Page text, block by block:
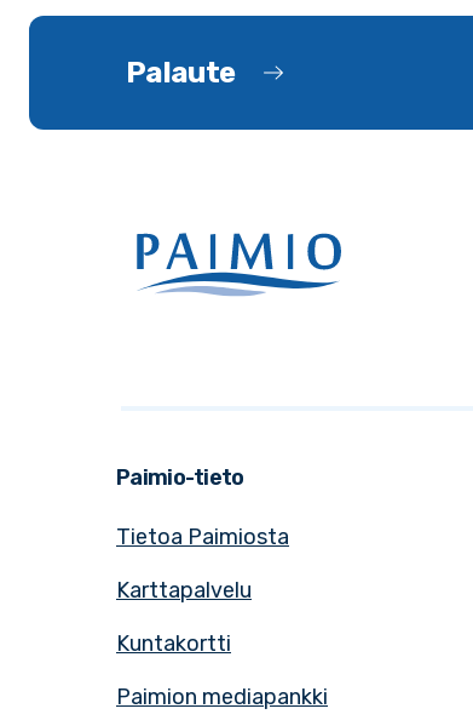
Palaute
Paimio-tieto
Tietoa Paimiosta
Karttapalvelu
Kuntakortti
Paimion mediapankki